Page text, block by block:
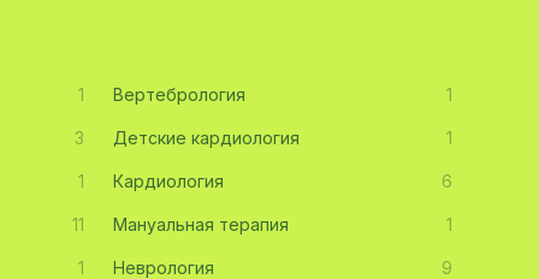
1 Вертебрология 1
3 Детские кардиология 1
1 Кардиология 6
11 Мануальная терапия 1
1 Неврология 9